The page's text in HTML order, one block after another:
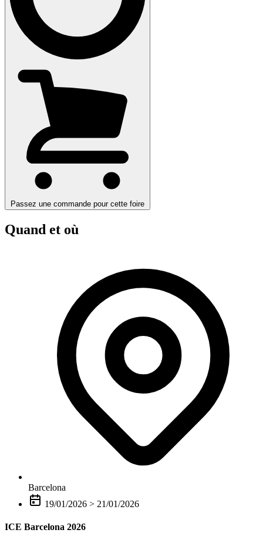
Passez une commande pour cette foire
Quand et où
Barcelona
19/01/2026 > 21/01/2026
ICE Barcelona 2026